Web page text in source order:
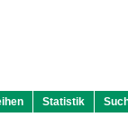
Statistik